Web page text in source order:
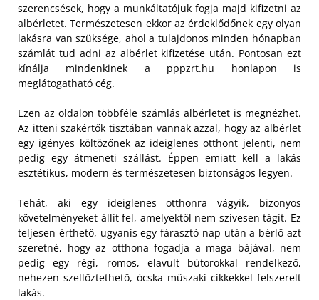
szerencsések, hogy a munkáltatójuk fogja majd kifizetni az
albérletet. Természetesen ekkor az érdeklődőnek egy olyan
lakásra van szüksége, ahol a tulajdonos minden hónapban
számlát tud adni az albérlet kifizetése után. Pontosan ezt
kínálja mindenkinek a pppzrt.hu honlapon is
meglátogatható cég.
Ezen az oldalon többféle számlás albérletet is megnézhet.
Az itteni szakértők tisztában vannak azzal, hogy az albérlet
egy igényes költözőnek az ideiglenes otthont jelenti, nem
pedig egy átmeneti szállást. Éppen emiatt kell a lakás
esztétikus, modern és természetesen biztonságos legyen.
Tehát, aki egy ideiglenes otthonra vágyik, bizonyos
követelményeket állít fel, amelyektől nem szívesen tágít. Ez
teljesen érthető, ugyanis egy fárasztó nap után a bérlő azt
szeretné, hogy az otthona fogadja a maga bájával, nem
pedig egy régi, romos, elavult bútorokkal rendelkező,
nehezen szellőztethető, ócska műszaki cikkekkel felszerelt
lakás.